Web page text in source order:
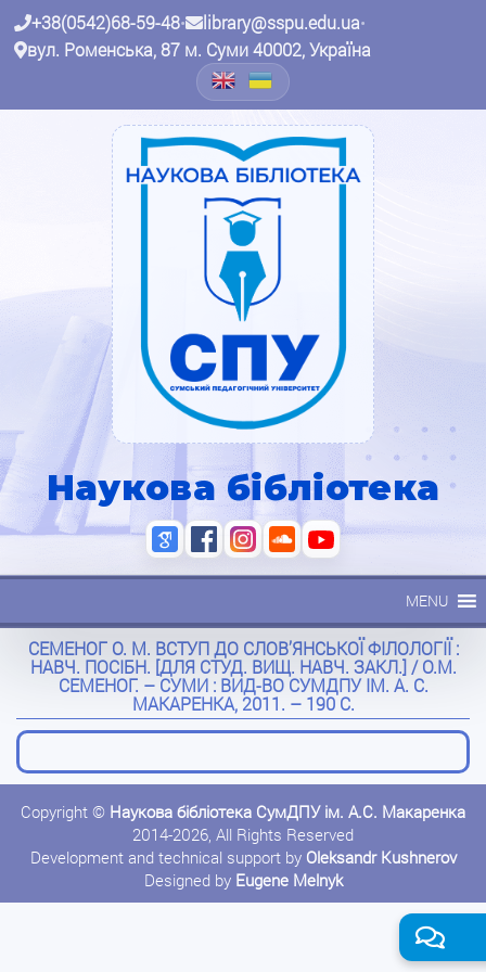
+38(0542)68-59-48• library@sspu.edu.ua•
вул. Роменська, 87 м. Суми 40002, Україна
Наукова бібліотека
MENU
СЕМЕНОГ О. М. ВСТУП ДО СЛОВ’ЯНСЬКОЇ ФІЛОЛОГІЇ :
НАВЧ. ПОСІБН. [ДЛЯ СТУД. ВИЩ. НАВЧ. ЗАКЛ.] / О.М.
СЕМЕНОГ. – СУМИ : ВИД-ВО СУМДПУ ІМ. А. С.
МАКАРЕНКА, 2011. – 190 С.
Copyright © Наукова бібліотека СумДПУ ім. А.С. Макаренка
2014-2026, All Rights Reserved
Development and technical support by Oleksandr Kushnerov
Designed by Eugene Melnyk